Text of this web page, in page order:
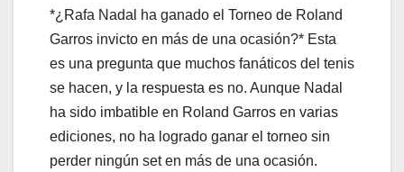
*¿Rafa Nadal ha ganado el Torneo de Roland
Garros invicto en más de una ocasión?* Esta
es una pregunta que muchos fanáticos del tenis
se hacen, y la respuesta es no. Aunque Nadal
ha sido imbatible en Roland Garros en varias
ediciones, no ha logrado ganar el torneo sin
perder ningún set en más de una ocasión.